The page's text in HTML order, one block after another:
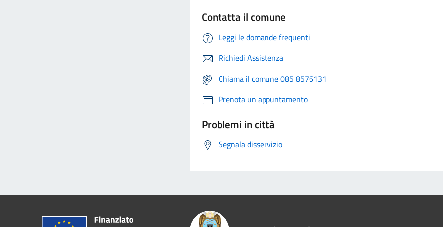
Contatta il comune
Leggi le domande frequenti
Richiedi Assistenza
Chiama il comune 085 8576131
Prenota un appuntamento
Problemi in città
Segnala disservizio